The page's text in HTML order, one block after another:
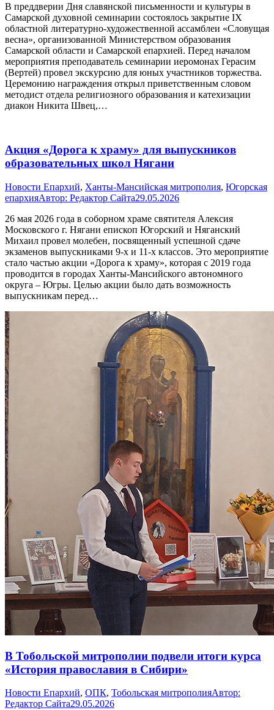
В преддверии Дня славянской письменности и культуры в
Самарской духовной семинарии состоялось закрытие IX
областной литературно-художественной ассамблеи «Словущая
весна», организованной Министерством образования
Самарской области и Самарской епархией. Перед началом
мероприятия преподаватель семинарии иеромонах Герасим
(Вертей) провел экскурсию для юных участников торжества.
Церемонию награждения открыл приветственным словом
методист отдела религиозного образования и катехизации
диакон Никита Швец,…
Акция «Дорога к храму» для выпускников
образовательных школ Нягани
Новости Епархий, Ханты-Мансийская митрополия, Югорская
епархияАвтор: Редактор Сайта29.05.2026
26 мая 2026 года в соборном храме святителя Алексия
Московского г. Нягани епископ Югорский и Няганский
Михаил провел молебен, посвященный успешной сдаче
экзаменов выпускниками 9-х и 11-х классов. Это мероприятие
стало частью акции «Дорога к храму», которая с 2019 года
проводится в городах Ханты-Мансийского автономного
округа – Югры. Целью акции было дать возможность
выпускникам перед…
В Тобольской митрополии подвели итоги курса
«История православия в Сибири»
Новости Епархий, ОПК, Тобольская митрополияАвтор:
Редактор Сайта29.05.2026